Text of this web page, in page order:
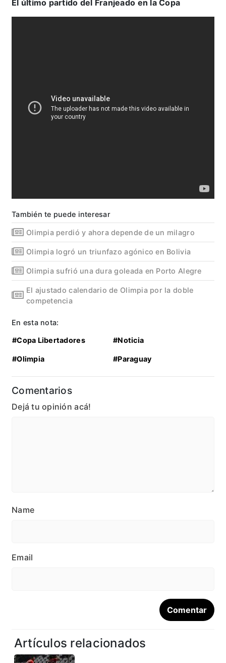
El último partido del Franjeado en la Copa
También te puede interesar
Olimpia perdió y ahora depende de un milagro
Olimpia logró un triunfazo agónico en Bolivia
Olimpia sufrió una dura goleada en Porto Alegre
El ajustado calendario de Olimpia por la doble
competencia
En esta nota:
#Copa Libertadores #Noticia
#Olimpia #Paraguay
Comentarios
Dejá tu opinión acá!
Name
Email
Artículos relacionados